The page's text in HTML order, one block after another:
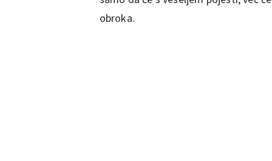
obroka.